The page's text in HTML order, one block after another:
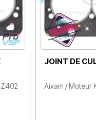
JOINT DE
Aixam / Moteur